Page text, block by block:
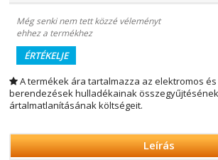
Még senki nem tett közzé véleményt
ehhez a termékhez
ÉRTÉKELJE
A termékek ára tartalmazza az elektromos
berendezések hulladékainak
ártalmatlanításának költségeit.
Leírás